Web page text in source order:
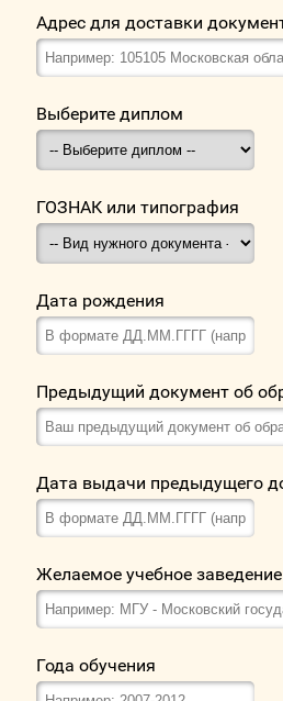
Адрес для доставки
Выберите диплом
ГОЗНАК или типография
Дата рождения
Предыдущий документ об
Дата выдачи предыдущего
Желаемое учебное заведение
Года обучения